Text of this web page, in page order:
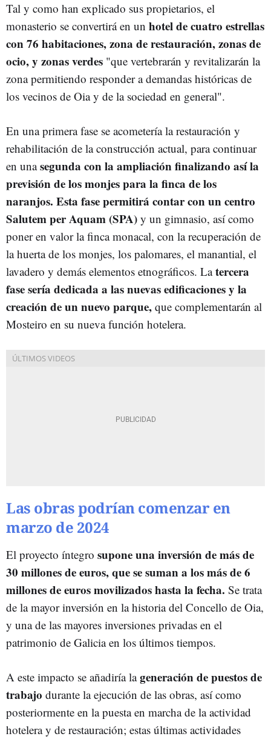
Tal y como han explicado sus propietarios, el
monasterio se convertirá en un hotel de cuatro estrellas
con 76 habitaciones, zona de restauración, zonas de
ocio, y zonas verdes "que vertebrarán y revitalizarán la
zona permitiendo responder a demandas históricas de
los vecinos de Oia y de la sociedad en general".
En una primera fase se acometería la restauración y
rehabilitación de la construcción actual, para continuar
en unasegunda con la ampliación finalizando así la
previsión de los monjes para la finca de los
naranjos. Esta fase permitirá contar con un centro
Salutem per Aquam (SPA) y un gimnasio, así como
poner en valor la finca monacal, con la recuperación de
la huerta de los monjes, los palomares, el manantial, el
lavadero y demás elementos etnográficos. Latercera
fase sería dedicada a las nuevas edificaciones y la
creación de un nuevo parque, que complementarán al
Mosteiro en su nueva función hotelera.
Las obras podrían comenzar en
marzo de 2024
El proyecto íntegro supone una inversión de más de
30 millones de euros, que se suman a los más de 6
millones de euros movilizados hasta la fecha. Se trata
de la mayor inversión en la historia del Concello de Oia,
y una de las mayores inversiones privadas en el
patrimonio de Galicia en los últimos tiempos.
A este impacto se añadiría lageneración de puestos de
trabajo durante la ejecución de las obras, así como
posteriormente en la puesta en marcha de la actividad
hotelera y de restauración; estas últimas actividades